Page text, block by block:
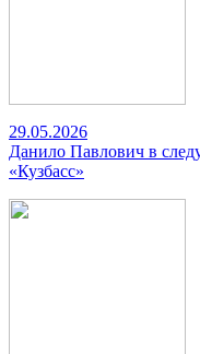
29.05.2026
Данило Павлович в
«Кузбасс»